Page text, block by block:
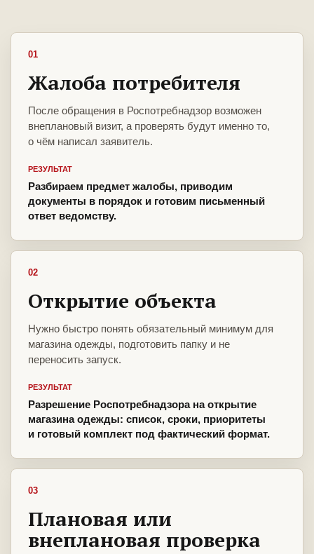
01
Жалоба потребителя
После обращения в Роспотребнадзор возможен
внеплановый визит, а проверять будут именно то,
о чём написал заявитель.
РЕЗУЛЬТАТ
Разбираем предмет жалобы, приводим
документы в порядок и готовим письменный
ответ ведомству.
02
Открытие объекта
Нужно быстро понять обязательный минимум для
магазина одежды, подготовить папку и не
переносить запуск.
РЕЗУЛЬТАТ
Разрешение Роспотребнадзора на открытие
магазина одежды: список, сроки, приоритеты
и готовый комплект под фактический формат.
03
Плановая или
внеплановая проверка